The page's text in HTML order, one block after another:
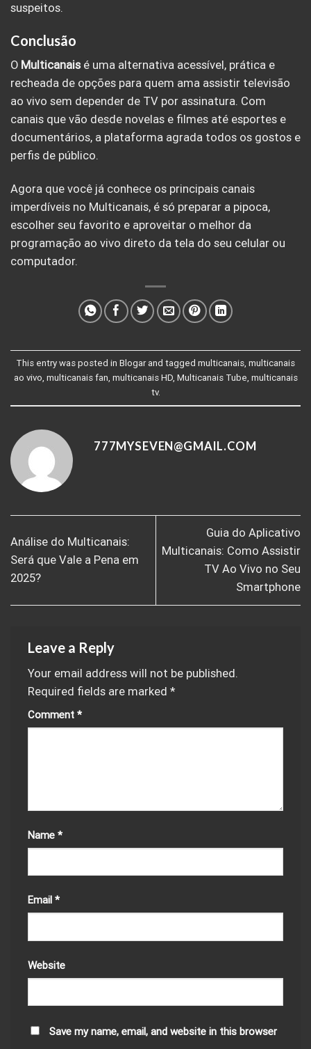
suspeitos.
Conclusão
O Multicanaisé uma alternativa acessível, prática e
recheada de opções para quem ama assistir televisão
ao vivo sem depender de TV por assinatura. Com
canais que vão desde novelas e filmes até esportes e
documentários, a plataforma agrada todos os gostos e
perfis de público.
Agora que você já conhece os principais canais
imperdíveis no Multicanais, é só preparar a pipoca,
escolher seu favorito e aproveitar o melhor da
programação ao vivo direto da tela do seu celular ou
computador.
This entry was posted in Blogarand tagged multicanais multicanais
ao vivo multicanais fan multicanais HD, Multicanais Tube multicanais
tv.
777MYSEVEN@GMAIL.COM
Análise do Multicanais:
Será que Vale a Pena em
2025?
Guia do Aplicativo
Multicanais: Como Assistir
TV Ao Vivo no Seu
Smartphone
Leave a Reply
Your email address will not be published.
Required fields are marked *
Comment *
Name *
Email *
Website
Save my name, email, and website in this browser